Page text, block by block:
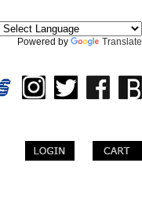
Powered by Translate